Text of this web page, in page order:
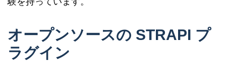
オープンソースの STRAPI プ
ラグイン